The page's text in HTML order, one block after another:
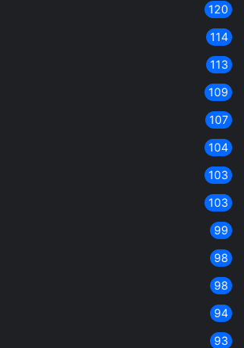
120
114
113
109
107
104
103
103
99
98
98
94
93